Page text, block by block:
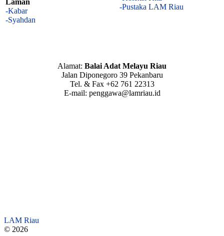
Laman
-Kabar
-Syahdan
-Pustaka LAM Riau
Alamat: Balai Adat Melayu Riau
Jalan Diponegoro 39 Pekanbaru
Tel. & Fax +62 761 22313
E-mail: penggawa@lamriau.id
LAM Riau
© 2026